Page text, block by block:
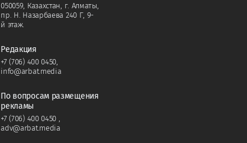
050059, Казахстан, г. Алматы,
пр. Н. Назарбаева 240 Г, 9-
й этаж.
Редакция
+7 (706) 400 0450
info@arbat.media
По вопросам размещения
рекламы
+7 (706) 400 0450
adv@arbat.media